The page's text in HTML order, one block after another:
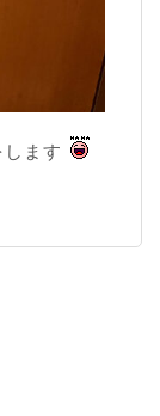
ます